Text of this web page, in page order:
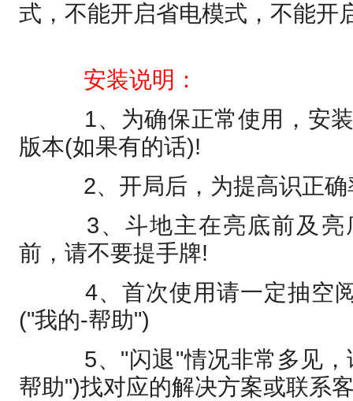
式，不能开启省电模式，不能开
安装说明：
1、为确保正常使用，安装
版本(如果有的话)!
2、开局后，为提高识正确
3、斗地主在亮底前及亮
前，请不要提手牌!
4、首次使用请一定抽空阅
("我的-帮助")
5、"闪退"情况非常多见，
帮助")找对应的解决方案或联系